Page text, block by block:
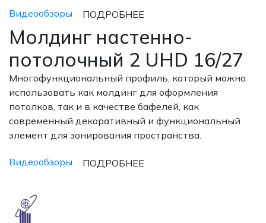
Видеообзоры ПОДРОБНЕЕ
Молдинг настенно-
потолочный 2 UHD 16/27
Многофункциональный профиль, который можно
использовать как молдинг для оформления
потолков, так и в качестве бафелей, как
современный декоративный и функциональный
элемент для зонирования пространства.
Видеообзоры ПОДРОБНЕЕ